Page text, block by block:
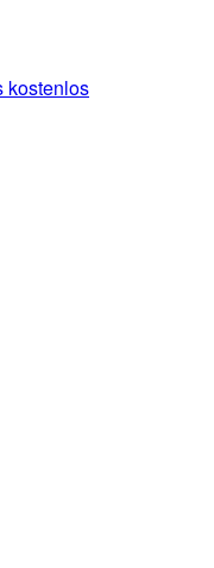
kostenlos